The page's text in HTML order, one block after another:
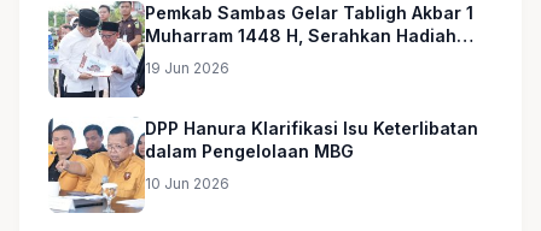
Pemkab Sambas Gelar Tabligh Akbar 1
Muharram 1448 H, Serahkan Hadiah
Umroh untuk Guru Ngaji dan Imam
19 Jun 2026
DPP Hanura Klarifikasi Isu Keterlibatan
dalam Pengelolaan MBG
10 Jun 2026